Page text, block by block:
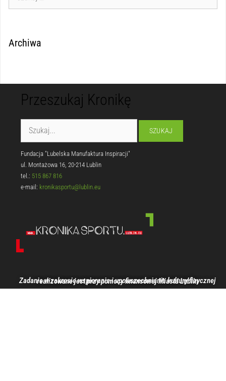
Archiwa
Przeszukaj Kronikę
Fundacja "Lubelska Manufaktura Inspiracji"
ul. Montażowa 16, 20-214 Lublin
tel.: 515 867 816
e-mail: kronikasportu@lublin.eu
Zadanie w zakresie wspierania i upowszechniania kultury fizycznej realizowane jest przy pomocy finansowej Miasta Lublin